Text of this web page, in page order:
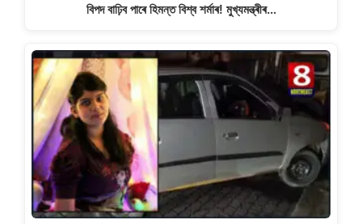
বিপদ বাঢ়িব পাৰে হিমন্ত বিশ্ব শৰ্মাৰ! মুখ্যমন্ত্ৰীৰ…